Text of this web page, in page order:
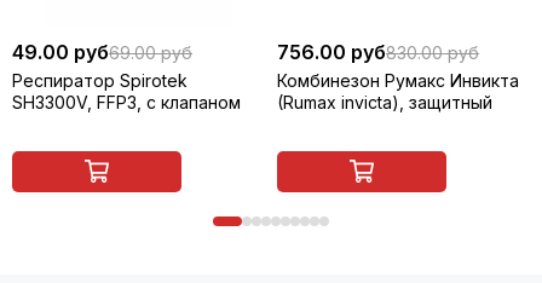
49.00 руб69.00 руб
Респиратор Spirotek
SH3300V, FFP3, с клапаном
756.00 руб830.00 руб
Комбинезон Румакс Инвикта
(Rumax invicta), защитный